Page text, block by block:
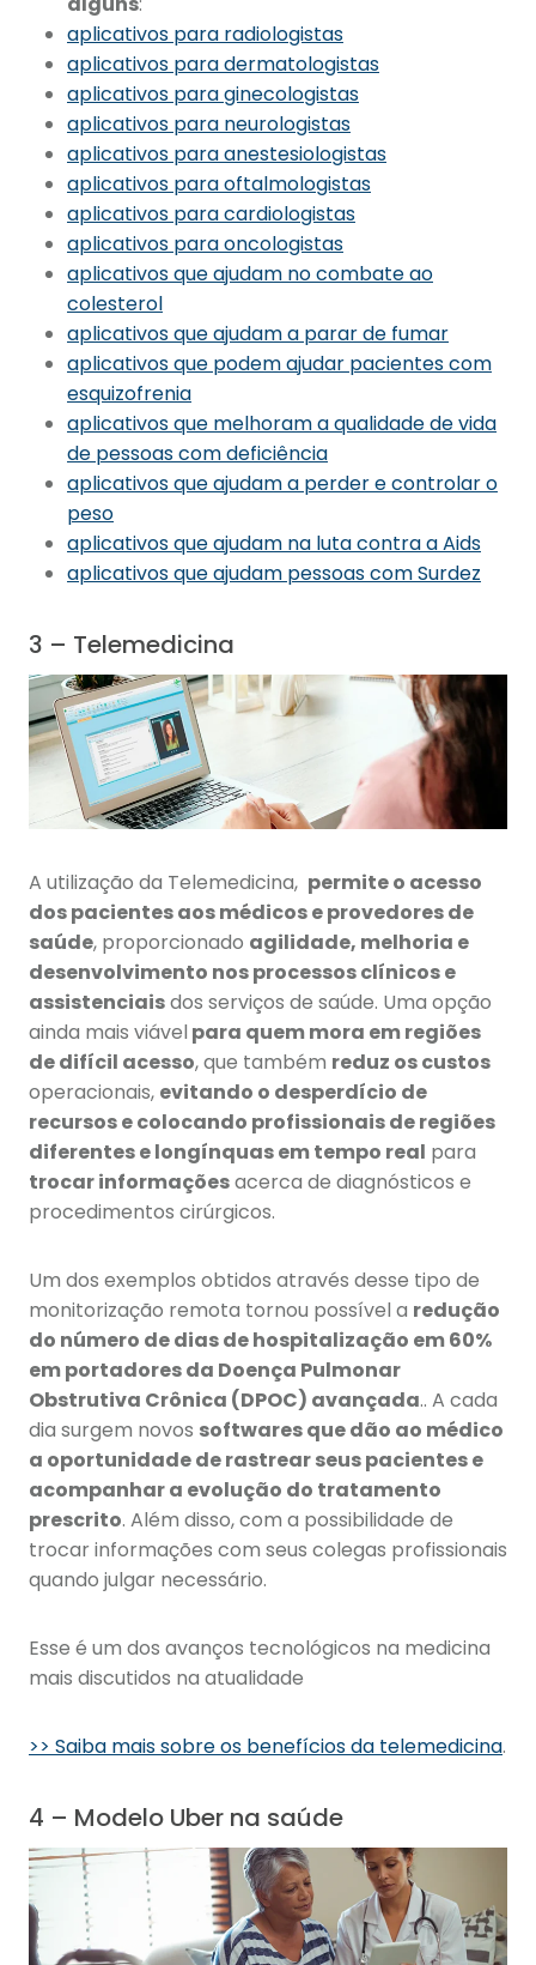
aplicativos para radiologistas
aplicativos para dermatologistas
aplicativos para ginecologistas
aplicativos para neurologistas
aplicativos para anestesiologistas
aplicativos para oftalmologistas
aplicativos para cardiologistas
aplicativos para oncologistas
aplicativos que ajudam no combate ao
colesterol
aplicativos que ajudam a parar de fumar
aplicativos que podem ajudar pacientes com
esquizofrenia
aplicativos que melhoram a qualidade de vida
de pessoas com deficiência
aplicativos que ajudam a perder e controlar o
peso
aplicativos que ajudam na luta contra a Aids
aplicativos que ajudam pessoas com Surdez
3 – Telemedicina
A utilização da Telemedicina, permite o acesso
dos pacientes aos médicos e provedores de
saúde, proporcionado agilidade, melhoria e
desenvolvimento nos processos clínicos e
assistenciaisdos serviços de saúde. Uma opção
ainda mais viável para quem mora em regiões
de difícil acesso, que também reduz os custos
operacionais, evitando o desperdício de
recursos e colocando profissionais de regiões
diferentes e longínquas em tempo real para
trocar informaçõesacerca de diagnósticos e
procedimentos cirúrgicos.
Um dos exemplos obtidos através desse tipo de
monitorização remota tornou possível a redução
do número de dias de hospitalização em 60%
em portadores da Doença Pulmonar
Obstrutiva Crônica (DPOC) avançada.. A cada
dia surgem novos softwares que dão ao médico
a oportunidade de rastrear seus pacientes e
acompanhar a evolução do tratamento
prescrito. Além disso, com a possibilidade de
trocar informações com seus colegas profissionais
quando julgar necessário.
Esse é um dos avanços tecnológicos na medicina
mais discutidos na atualidade
>> Saiba mais sobre os benefícios da telemedicina.
4 – Modelo Uber na saúde